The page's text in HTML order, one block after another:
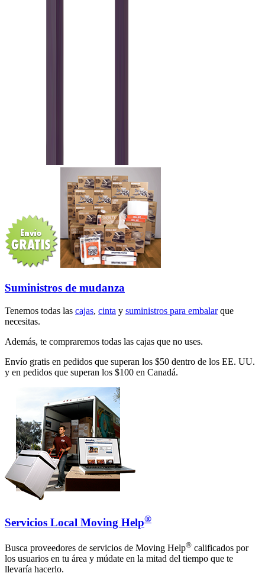
Suministros de mudanza
Tenemos todas las cajas, cinta y suministros para embalarque
necesitas.
Además, te compraremos todas las cajas que no uses.
Envío gratis en pedidos que superan los $50 dentro de los EE. UU.
y en pedidos que superan los $100 en Canadá.
Servicios Local Moving Help®
Busca proveedores de servicios de Moving Help® calificados por
los usuarios en tu área y múdate en la mitad del tiempo que te
llevaría hacerlo.